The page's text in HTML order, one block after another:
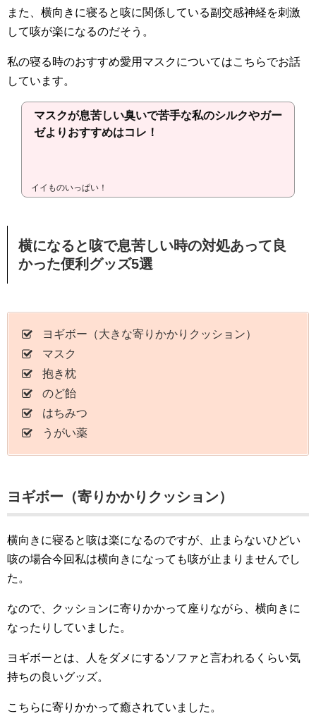
また、横向きに寝ると咳に関係している副交感神経を刺激
して咳が楽になるのだそう。
私の寝る時のおすすめ愛用マスクについてはこちらでお話
しています。
マスクが息苦しい臭いで苦手な私のシルクやガー
ゼよりおすすめはコレ！
イイものいっぱい！
横になると咳で息苦しい時の対処あって良
かった便利グッズ5選
ヨギボー（大きな寄りかかりクッション）
マスク
抱き枕
のど飴
はちみつ
うがい薬
ヨギボー（寄りかかりクッション）
横向きに寝ると咳は楽になるのですが、止まらないひどい
咳の場合今回私は横向きになっても咳が止まりませんでし
た。
なので、クッションに寄りかかって座りながら、横向きに
なったりしていました。
ヨギボーとは、人をダメにするソファと言われるくらい気
持ちの良いグッズ。
こちらに寄りかかって癒されていました。